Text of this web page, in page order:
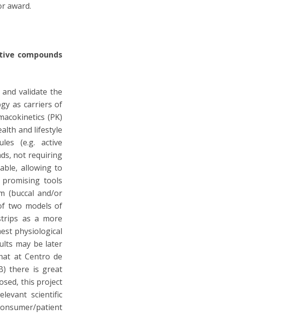
award.
compounds
validate the
as carriers of
(PK)
and lifestyle
(e.g. active
not requiring
allowing to
tools
(buccal and/or
two models of
as a more
physiological
may be later
at Centro de
there is great
this project
scientific
patient